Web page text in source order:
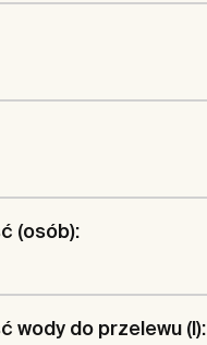
(osób):
wody do przelewu (l):